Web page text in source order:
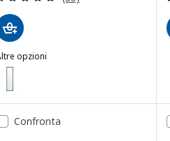
opzioni
Confronta